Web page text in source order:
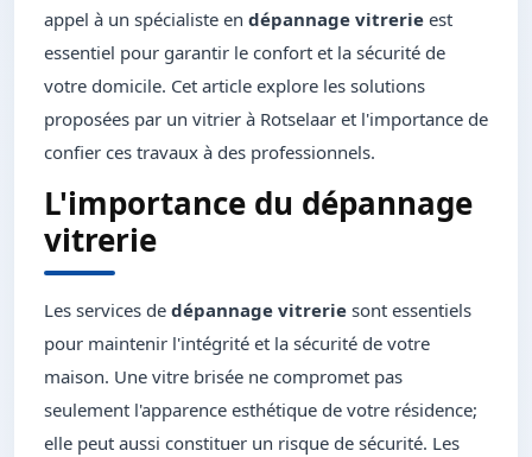
appel à un spécialiste en dépannage vitrerie est
essentiel pour garantir le confort et la sécurité de
votre domicile. Cet article explore les solutions
proposées par un vitrier à Rotselaar et l'importance de
confier ces travaux à des professionnels.
L'importance du dépannage
vitrerie
Les services de dépannage vitrerie sont essentiels
pour maintenir l'intégrité et la sécurité de votre
maison. Une vitre brisée ne compromet pas
seulement l'apparence esthétique de votre résidence;
elle peut aussi constituer un risque de sécurité. Les